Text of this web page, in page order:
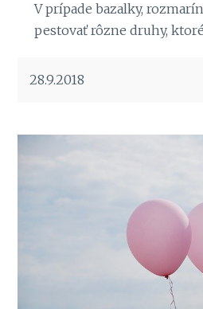
V prípade bazalky,
pestovať rôzne druhy,
28.9.2018